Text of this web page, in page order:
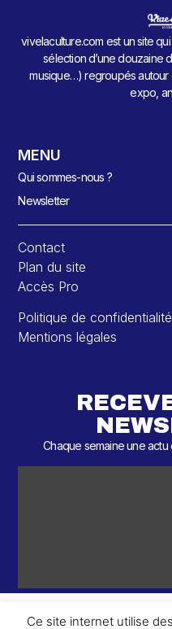
vivelaculture.com est un site
sélection d’une douzaine
musique…) regroupés autour
expo,
MENU
Qui sommes-nous ?
Newsletter
Contact
Plan du site
Accès Pro
Politique de confidentialité
Mentions légales
Chaque semaine une
Ce site internet utilise